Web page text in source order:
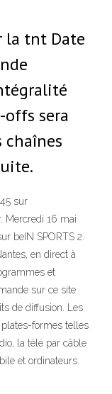
la tnt Date
offs sera
sur
Mercredi 16 mai
beIN SPORTS 2.
en direct à
et
sur ce site
de diffusion. Les
formes telles
la télé par câble
et ordinateurs.